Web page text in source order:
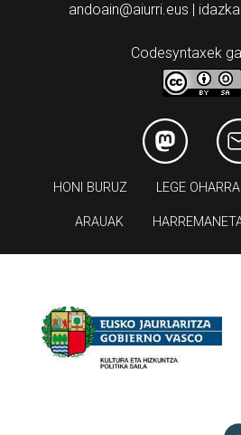
andoain@aiurri.eus |
Codesyntaxek
HONI BURUZ LEGE OHARRA
ARAUAK